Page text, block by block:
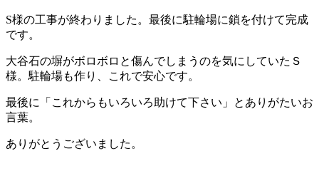
S様の工事が終わりました。最後に駐輪場に鎖を付けて完成
です。
大谷石の塀がボロボロと傷んでしまうのを気にしていたＳ
様。駐輪場も作り、これで安心です。
最後に「これからもいろいろ助けて下さい」とありがたいお
言葉。
ありがとうございました。